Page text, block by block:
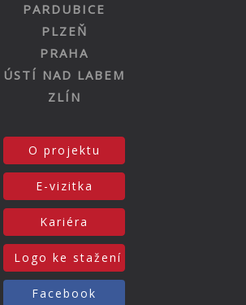
PARDUBICE
PLZEŇ
PRAHA
ÚSTÍ NAD LABEM
ZLÍN
O projektu
E-vizitka
Kariéra
Logo ke stažení
Facebook